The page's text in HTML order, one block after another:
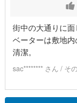
街中の大通りに
ベーターは敷地
清潔。
sac******** さん / そ